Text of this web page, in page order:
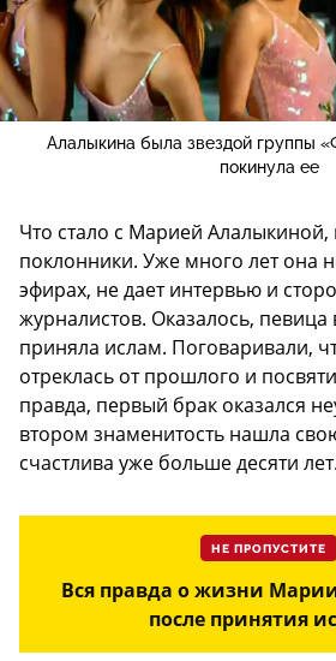
Алалыкина была звездой группы
покинула ее
Что стало с Марией Алалыкиной,
поклонники. Уже много лет она
эфирах, не дает интервью и
журналистов. Оказалось,
приняла ислам. Поговаривали,
отреклась от прошлого и
правда, первый брак оказался
втором знаменитость нашла
счастлива уже больше десяти лет.
НЕ ПРОПУСТИТЕ
Вся правда о жизни
после принятия